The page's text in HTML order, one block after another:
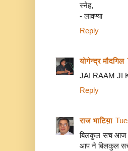
स्नेह,
- लावण्या
Reply
योगेन्द्र मौदगिल
JAI RAAM JI
Reply
राज भाटिय़ा
बिलकुल सच आज के
आप ने बिलकुल